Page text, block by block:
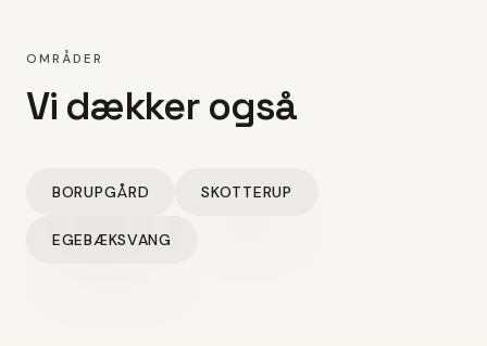
OMRÅDER
Vi dækker også
BORUPGÅRD SKOTTERUP
EGEBÆKSVANG